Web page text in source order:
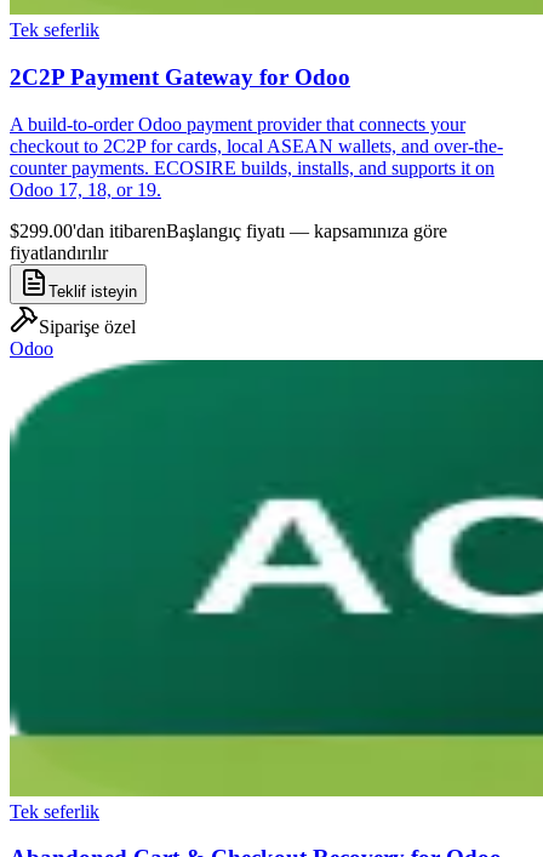
Tek seferlik
2C2P Payment Gateway for Odoo
A build-to-order Odoo payment provider that connects your
checkout to 2C2P for cards, local ASEAN wallets, and over-the-
counter payments. ECOSIRE builds, installs, and supports it on
Odoo 17, 18, or 19.
$299.00'dan itibarenBaşlangıç fiyatı — kapsamınıza göre
fiyatlandırılır
Teklif isteyin
Siparişe özel
Odoo
Tek seferlik